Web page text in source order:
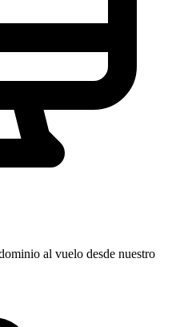
al vuelo desde nuestro